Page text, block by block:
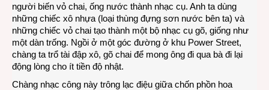
người biến vỏ chai, ống nước thành nhạc cụ. Anh ta dùng
những chiếc xô nhựa (loại thùng đựng sơn nước bên ta) và
những chiếc vỏ chai tạo thành một bộ nhạc cụ gõ, giống như
một dàn trống. Ngồi ở một góc đường ở khu Power Street,
chàng ta trổ tài đập xô, gõ chai để mong ông đi qua bà đi lại
động lòng cho ít tiền độ nhật.
Chàng nhạc công này trông lạc điệu giữa chốn phồn hoa